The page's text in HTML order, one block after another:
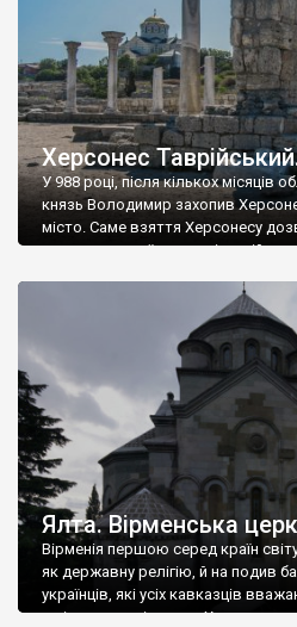
Херсонес
У 988 році, після кількох місяців
князь Володимир захопив
місто. Саме взяття Херсонесу
диктувати свої умови
Херсонесі Володимир-язичник,
А потім було Хрещення Русі. На
Ялта. Вірменська
Вірменія першою серед країн
як державну релігію, й на подив
українців, які усіх кавказців
є відданими вірянами Христа